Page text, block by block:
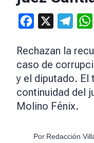
Facebook
Rechazan la
caso de
y el diputado. El
continuidad del
Molino Fénix.
Por Redacción